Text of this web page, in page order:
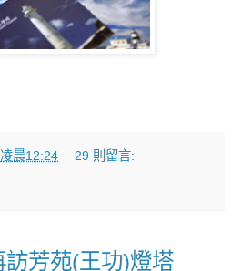
凌晨12:24 29 則留言:
芳苑(王功)燈塔